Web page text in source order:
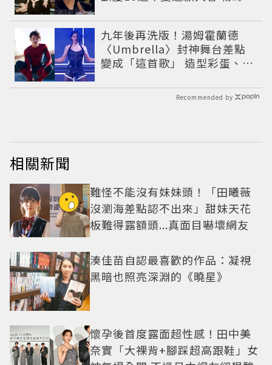
九年後再洗版！湯姆霍蘭德
〈Umbrella〉封神舞台差點
變成「這首歌」 造型彩蛋、暖
Recommended by
相關新聞
難怪不能沒有妹妹頭！「田曦薇
沒瀏海差點認不出來」甜妹天花
板難得露額頭...真面目嚇壞網友
湊佳苗自認最喜歡的作品：凝視
黑暗也照亮深淵的《曉星》
懷孕後首度露面超性感！田中美
奈實「大裸背+腳踩超高跟鞋」女